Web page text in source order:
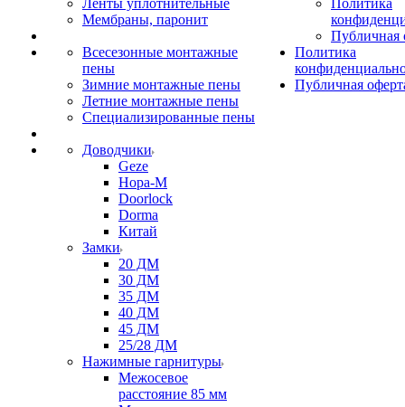
Ленты уплотнительные
Мембраны, паронит
Всесезонные монтажные
пены
Зимние монтажные пены
Летние монтажные пены
Специализированные пены
Доводчики
Geze
Нора-М
Doorlock
Dorma
Китай
Замки
20 ДМ
30 ДМ
35 ДМ
40 ДМ
45 ДМ
25/28 ДМ
Нажимные гарнитуры
Межосевое
расстояние 85 мм
Политика
Публичная
Политика
Публичная